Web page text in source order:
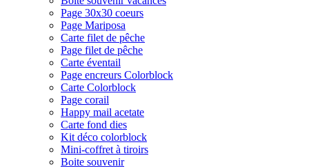
Page 30x30 coeurs
Page Mariposa
Carte filet de pêche
Page filet de pêche
Carte éventail
Page encreurs Colorblock
Carte Colorblock
Page corail
Happy mail acetate
Carte fond dies
Kit déco colorblock
Mini-coffret à tiroirs
Boite souvenir